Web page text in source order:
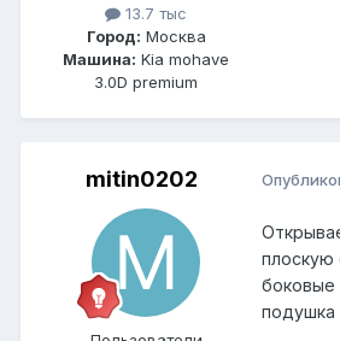
13.7 тыс
Город: Москва
Машина: Kia mohave
3.0D premium
mitin0202
плоскую
боковые
подушка